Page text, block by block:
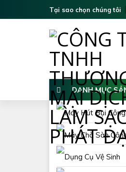
Tại sao chọn chúng tôi
DANH MỤC
DANH MỤC
Xe